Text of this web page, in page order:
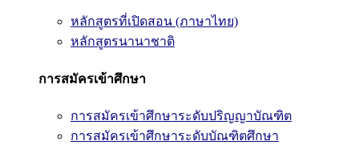
หลักสูตรที่เปิดสอน (ภาษาไทย)
หลักสูตรนานาชาติ
การสมัครเข้าศึกษา
การสมัครเข้าศึกษาระดับปริญญาบัณฑิต
การสมัครเข้าศึกษาระดับบัณฑิตศึกษา